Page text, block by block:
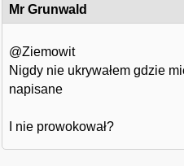
Mr Grunwald
@Ziemowit
Nigdy nie ukrywałem gdzie
napisane
I nie prowokował?